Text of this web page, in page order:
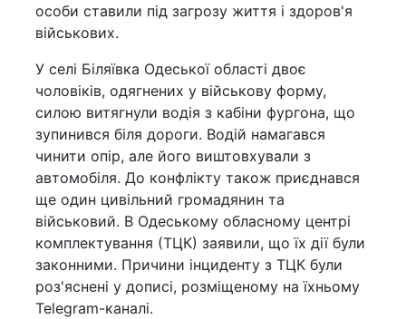
особи ставили під загрозу життя і здоров'я
військових.
У селі Біляївка Одеської області двоє
чоловіків, одягнених у військову форму,
силою витягнули водія з кабіни фургона, що
зупинився біля дороги. Водій намагався
чинити опір, але його виштовхували з
автомобіля. До конфлікту також приєднався
ще один цивільний громадянин та
військовий. В Одеському обласному центрі
комплектування (ТЦК) заявили, що їх дії були
законними. Причини інциденту з ТЦК були
роз'яснені у дописі, розміщеному на їхньому
Telegram-каналі.